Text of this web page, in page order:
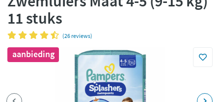
11 stuks
(26 reviews)
aanbieding